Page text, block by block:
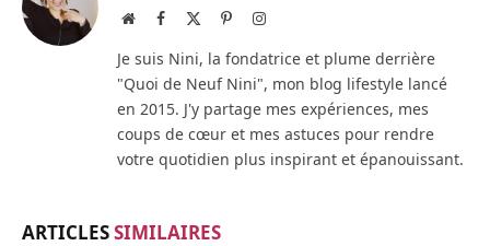
Site Facebook PinterestInstagram
Je suis Nini, la fondatrice et plume derrière
"Quoi de Neuf Nini", mon blog lifestyle lancé
en 2015. J'y partage mes expériences, mes
coups de cœur et mes astuces pour rendre
votre quotidien plus inspirant et épanouissant.
ARTICLESSIMILAIRES